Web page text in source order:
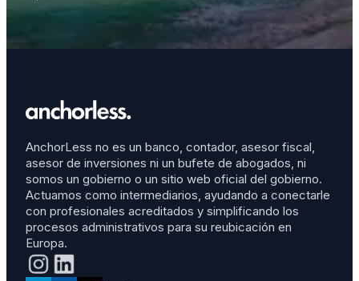
AnchorLess no es un banco, contador, asesor fiscal,
asesor de inversiones ni un bufete de abogados, ni
somos un gobierno o un sitio web oficial del gobierno.
Actuamos como intermediarios, ayudando a conectarle
con profesionales acreditados y simplificando los
procesos administrativos para su reubicación en
Europa.